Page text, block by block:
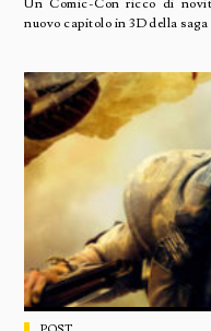
Un Comic-Con ricco di
nuovo capitolo in 3D della